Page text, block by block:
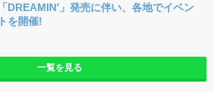
「DREAMIN'」発売に伴い、各地でイベン
トを開催!
一覧を見る